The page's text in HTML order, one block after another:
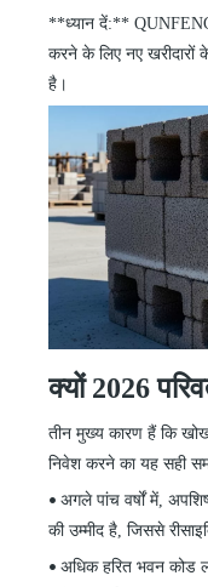
**ध्यान दें:**
करने के लिए नए खरीदारों
है।
क्यों 2026
तीन मुख्य कारण हैं कि
निवेश करने का यह सही
• अगले पांच वर्षों में,
की उम्मीद है, जिससे
• अधिक हरित भवन कोड